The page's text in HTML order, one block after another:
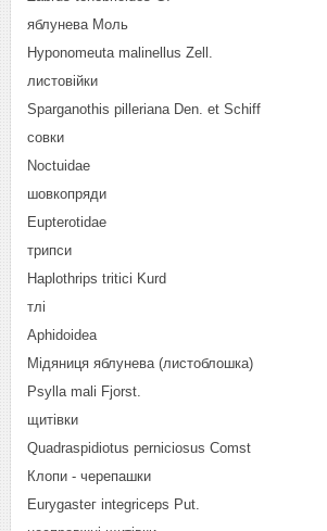
яблунева Моль
Hyponomeuta malinellus Zеll.
листовійки
Sparganothis pilleriana Den. et Schiff
совки
Noctuidae
шовкопряди
Eupterotidae
трипси
Haplothrips tritici Kurd
тлі
Aphidoidea
Мідяниця яблунева (листоблошка)
Psylla mali Fjorst.
щитівки
Quadraspidiotus perniciosus Comst
Клопи - черепашки
Eurygasteг integriceps Put.